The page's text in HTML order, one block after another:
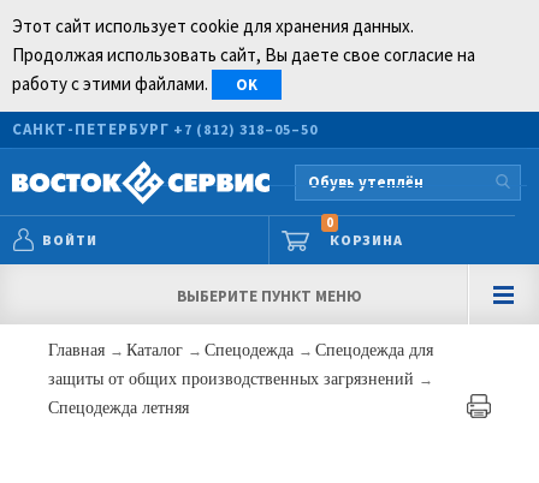
Этот сайт использует cookie для хранения данных.
Продолжая использовать сайт, Вы даете свое согласие на
работу с этими файлами.
OK
САНКТ-ПЕТЕРБУРГ +7 (812) 318–05–50
ВОЙТИ КОРЗИНА
0
ВЫБЕРИТЕ ПУНКТ МЕНЮ
Главная → Каталог → Спецодежда → Спецодежда для
защиты от общих производственных загрязнений →
Спецодежда летняя